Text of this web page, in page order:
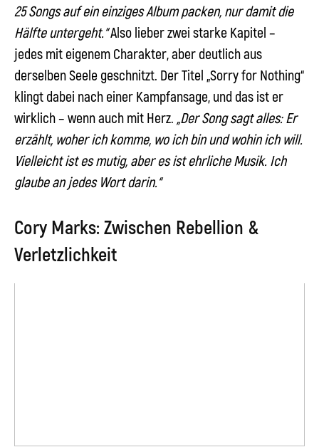
25 Songs auf ein einziges Album packen, nur damit die
Hälfte untergeht.“Also lieber zwei starke Kapitel –
jedes mit eigenem Charakter, aber deutlich aus
derselben Seele geschnitzt. Der Titel „Sorry for Nothing“
klingt dabei nach einer Kampfansage, und das ist er
wirklich – wenn auch mit Herz. „Der Song sagt alles: Er
erzählt, woher ich komme, wo ich bin und wohin ich will.
Vielleicht ist es mutig, aber es ist ehrliche Musik. Ich
glaube an jedes Wort darin.“
Cory Marks: Zwischen Rebellion &
Verletzlichkeit